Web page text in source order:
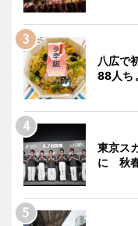
八広で
88人ち
東京ス
に 秋